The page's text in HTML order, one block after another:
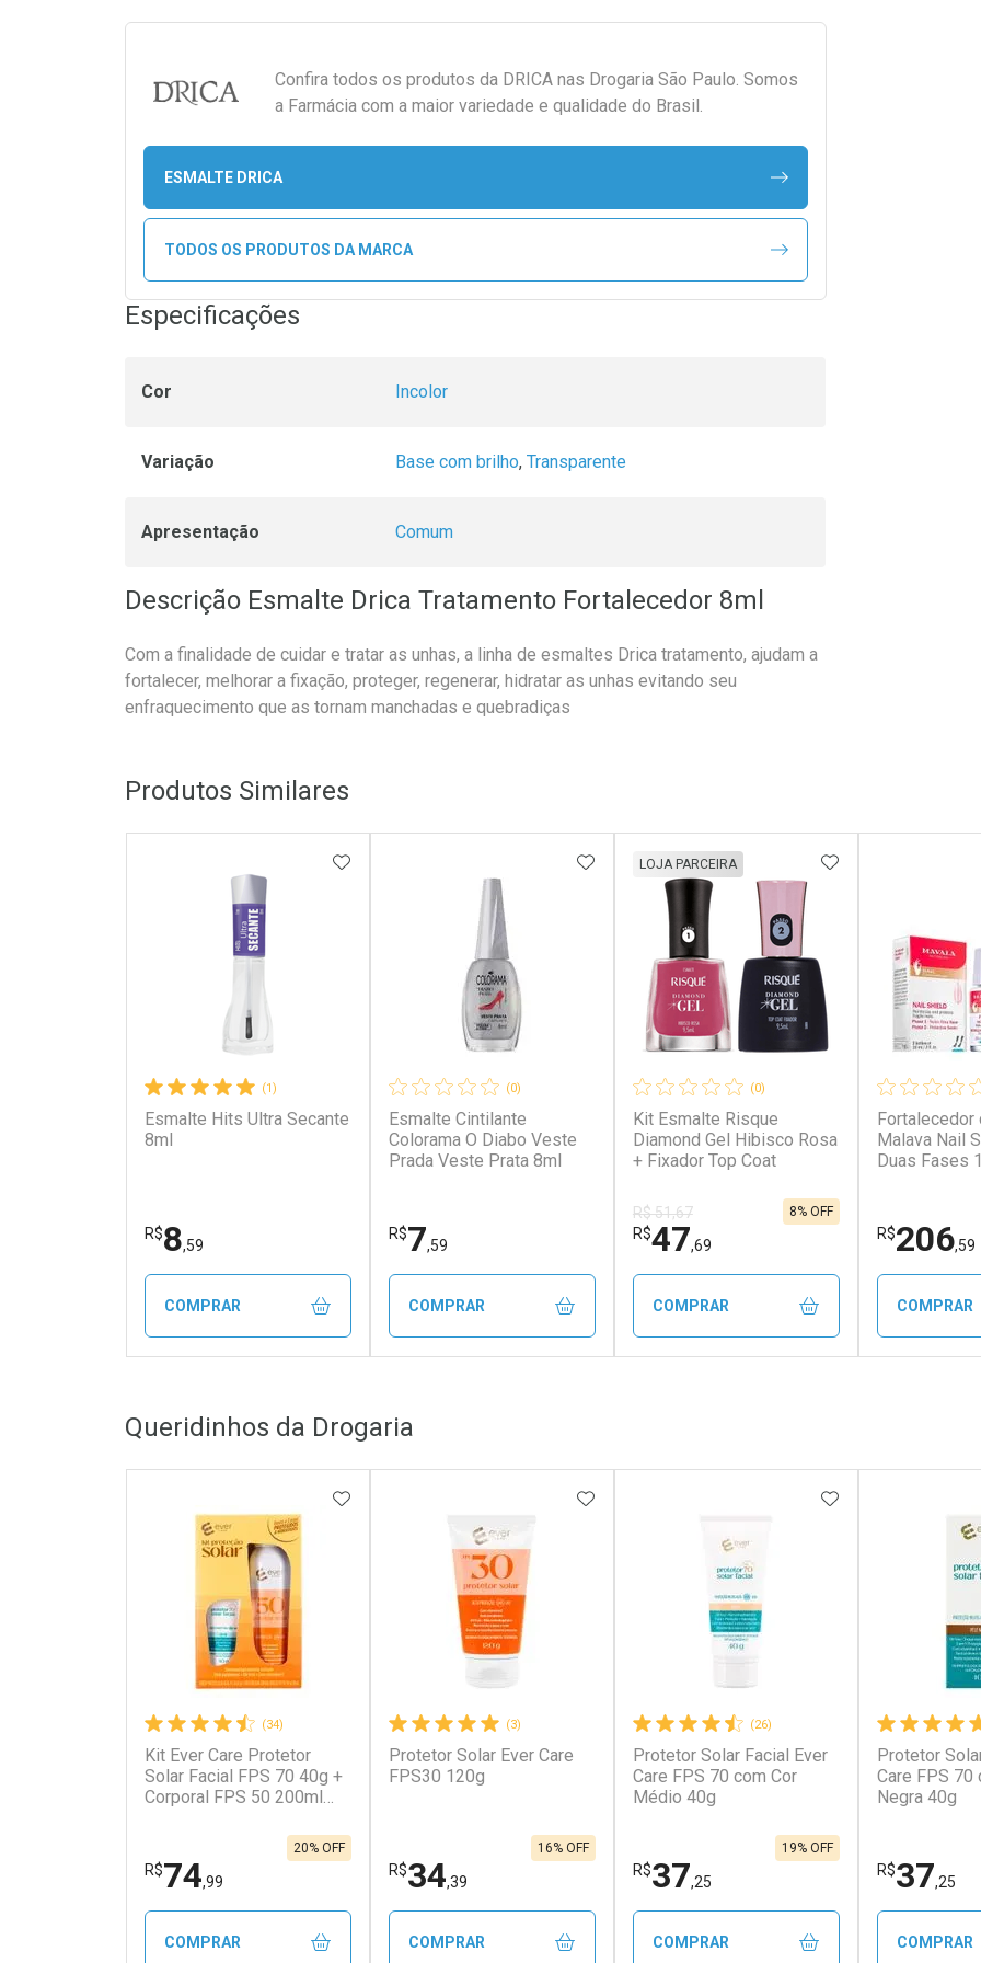
Confira todos os produtos da DRICA nas Drogaria São Paulo. Somos
a Farmácia com a maior variedade e qualidade do Brasil.
ESMALTE DRICA
TODOS OS PRODUTOS DA MARCA
Especificações
Cor Incolor
Variação Base com brilho, Transparente
Apresentação Comum
Descrição Esmalte Drica Tratamento Fortalecedor 8ml
Com a finalidade de cuidar e tratar as unhas, a linha de esmaltes Drica tratamento, ajudam a
fortalecer, melhorar a fixação, proteger, regenerar, hidratar as unhas evitando seu
enfraquecimento que as tornam manchadas e quebradiças
Produtos Similares
(1)
Esmalte Hits Ultra Secante
8ml
R$8,59
ADICIONAR AOS FAVORITOS
COMPRAR
Laboratório
Ativar Desconto
Por Menos
(0)
Esmalte Cintilante
Colorama O Diabo Veste
Prada Veste Prata 8ml
R$7,59
ADICIONAR AOS FAVORITOS
COMPRAR
Laboratório
Ativar Desconto
Por Menos
(0)
Kit Esmalte Risque
Diamond Gel Hibisco Rosa
+ Fixador Top Coat
LOJA PARCEIRA
R$ 51,67
R$47,69
8% OFF
ADICIONAR AOS
COMPRAR
Ativar Desconto
Por R$ 47,69/cada
Por R$ 47,69/cada
Fortalecedor
Malava Nail
Duas Fases
R$206,59
COMPRAR
Ativar
Por R$
Por R$
Queridinhos da Drogaria
(34)
Kit Ever Care Protetor
Solar Facial FPS 70 40g +
Corporal FPS 50 200ml
R$74,99
20% OFF
ADICIONAR AOS FAVORITOS
COMPRAR
(3)
Protetor Solar Ever Care
FPS30 120g
R$34,39
16% OFF
ADICIONAR AOS FAVORITOS
COMPRAR
(26)
Protetor Solar Facial Ever
Care FPS 70 com Cor
Médio 40g
R$37,25
19% OFF
ADICIONAR AOS
COMPRAR
Protetor
Care FPS 70
Negra 40g
R$37,25
COMPRAR